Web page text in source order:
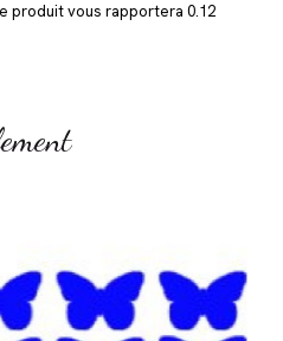
produit vous rapportera 0.12